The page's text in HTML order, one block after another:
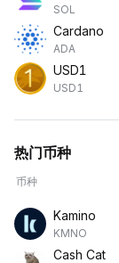
SOL
Cardano
ADA
USD1
USD1
热门币种
币种
Kamino
KMNO
Cash Cat